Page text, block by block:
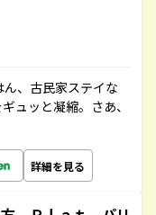
、古民家ステイな
ュッと凝縮。さあ、
詳細を見る